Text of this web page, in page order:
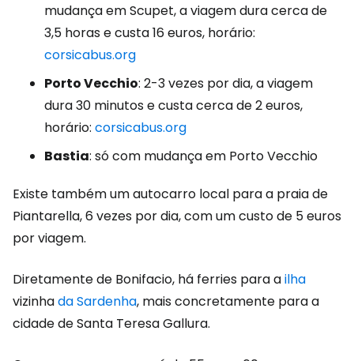
mudança em Scupet, a viagem dura cerca de
3,5 horas e custa 16 euros, horário:
corsicabus.org
Porto Vecchio: 2-3 vezes por dia, a viagem
dura 30 minutos e custa cerca de 2 euros,
horário: corsicabus.org
Bastia: só com mudança em Porto Vecchio
Existe também um autocarro local para a praia de
Piantarella, 6 vezes por dia, com um custo de 5 euros
por viagem.
Diretamente de Bonifacio, há ferries para ailha
vizinhada Sardenha, mais concretamente para a
cidade de Santa Teresa Gallura.